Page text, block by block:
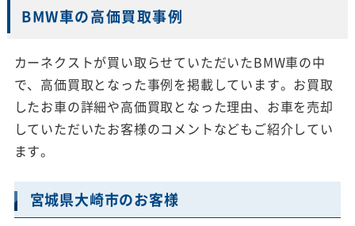
BMW車の高価買取事例
カーネクストが買い取らせていただいたBMW車の中
で、高価買取となった事例を掲載しています。お買取
したお車の詳細や高価買取となった理由、お車を売却
していただいたお客様のコメントなどもご紹介してい
ます。
宮城県大崎市のお客様